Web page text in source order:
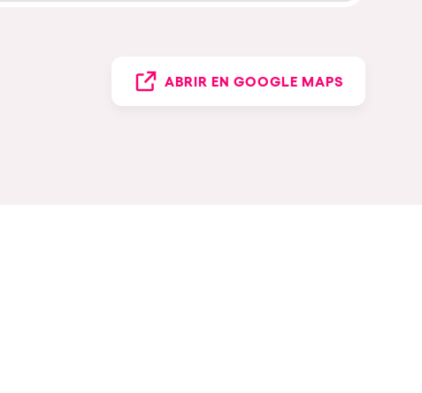
ABRIR EN GOOGLE MAPS